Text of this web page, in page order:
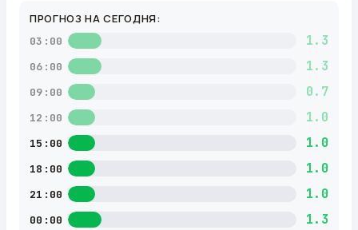
ПРОГНОЗ НА СЕГОДНЯ:
03:00 1.3
06:00 1.3
09:00 0.7
12:00 1.0
15:00 1.0
18:00 1.0
21:00 1.0
00:00 1.3